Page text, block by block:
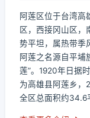
阿莲区位于台湾高
区，西接冈山区，
势平坦，属热带季
阿莲之名源自平埔
莲”。1920年日据
为高雄县阿莲乡，
全区总面积约34.6